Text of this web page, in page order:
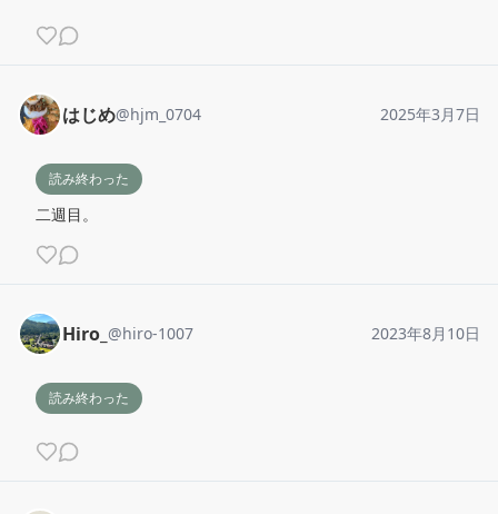
はじめ@hjm_0704 2025年3月7日
読み終わった
二週目。
Hiro_ @hiro-1007 2023年8月10日
読み終わった